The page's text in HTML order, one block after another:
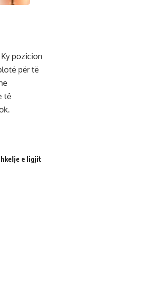
pozicion
për të
të
e ligjit